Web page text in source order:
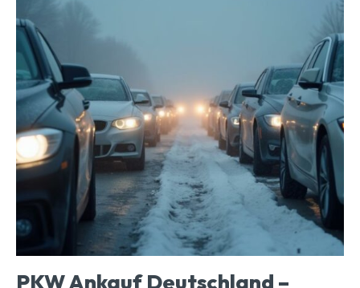
PKW Ankauf Deutschland –